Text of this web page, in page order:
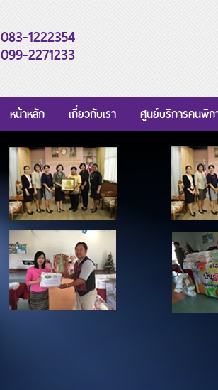
083-1222354
099-2271233
หน้าหลัก เกี่ยวกับเรา ศูนย์บริการคนพิก